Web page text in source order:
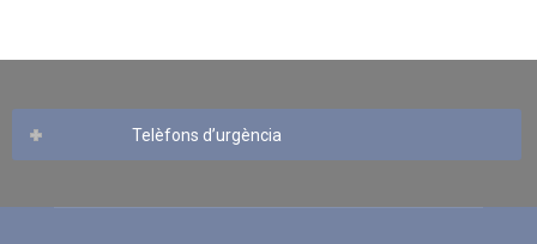
Telèfons d’urgència